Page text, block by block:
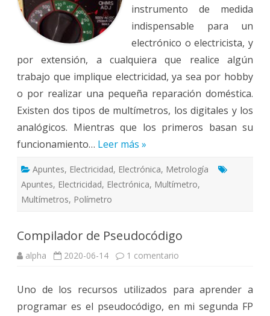
instrumento de medida
indispensable para un
electrónico o electricista, y
por extensión, a cualquiera que realice algún
trabajo que implique electricidad, ya sea por hobby
o por realizar una pequeña reparación doméstica.
Existen dos tipos de multímetros, los digitales y los
analógicos. Mientras que los primeros basan su
funcionamiento… Leer más »
Apuntes, Electricidad, Electrónica, Metrología
Apuntes, Electricidad, Electrónica, Multímetro,
Multímetros, Polímetro
Compilador de Pseudocódigo
alpha 2020-06-14 1 comentario
Uno de los recursos utilizados para aprender a
programar es el pseudocódigo, en mi segunda FP